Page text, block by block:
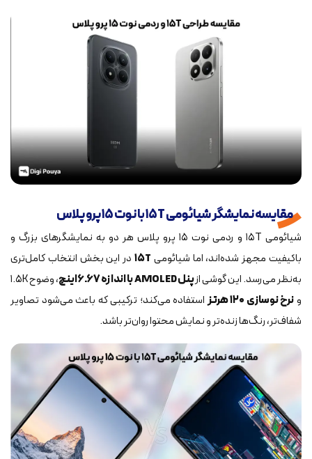
مقایسه نمایشگر شیائومی ۱۵T با نوت ۱۵ پرو پلاس
شیائومی ۱۵T و ردمی نوت ۱۵ پرو پلاس هر دو به نمایشگرهای بزرگ و
باکیفیت مجهز شده‌اند، اما شیائومی ۱۵T در این بخش انتخاب کامل‌تری
به‌نظر می‌رسد. این گوشی ازپنل AMOLED با اندازه ۶.۶۷ اینچ
، وضوح ۱.۵K
و نرخ نوسازی ۱۲۰ هرتز
استفاده می‌کند؛ ترکیبی که باعث می‌شود تصاویر
شفاف‌تر، رنگ‌ها زنده‌تر و نمایش محتوا روان‌تر باشد.